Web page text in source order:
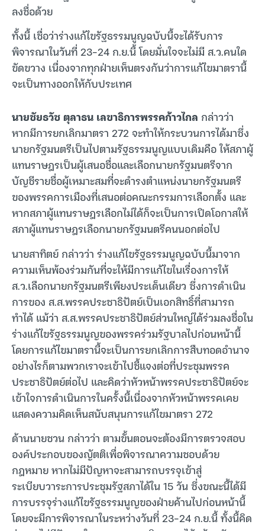
ลงชื่อด้วย
ทั้งนี้ เชื่อว่าร่างแก้ไขรัฐธรรมนูญฉบับนี้จะได้รับการ
พิจารณาในวันที่ 23-24 ก.ย.นี้ โดยมั่นใจจะไม่มี ส.ว.คนใด
ขัดขวาง เนื่องจากทุกฝ่ายเห็นตรงกันว่าการแก้ไขมาตรานี้
จะเป็นทางออกให้กับประเทศ
นายชัยธวัช ตุลาธน เลขาธิการพรรคก้าวไกล กล่าวว่า
หากมีการยกเลิกมาตรา 272 จะทำให้กระบวนการได้มาซึ่ง
นายกรัฐมนตรีเป็นไปตามรัฐธรรมนูญแบบเดิมคือ ให้สภาผู้
แทนราษฎรเป็นผู้เสนอชื่อและเลือกนายกรัฐมนตรีจาก
บัญชีรายชื่อผู้เหมาะสมที่จะดำรงตำแหน่งนายกรัฐมนตรี
ของพรรคการเมืองที่เสนอต่อคณะกรรมการเลือกตั้ง และ
หากสภาผู้แทนราษฎรเลือกไม่ได้ก็จะเป็นการเปิดโอกาสให้
สภาผู้แทนราษฎรเลือกนายกรัฐมนตรีคนนอกต่อไป
นายสาทิตย์ กล่าวว่า ร่างแก้ไขรัฐธรรมนูญฉบับนี้มาจาก
ความเห็นพ้องร่วมกันที่จะให้มีการแก้ไขในเรื่องการให้
ส.ว.เลือกนายกรัฐมนตรีเพียงประเด็นเดียว ซึ่งการดำเนิน
การของ ส.ส.พรรคประชาธิปัตย์เป็นเอกสิทธิ์ที่สามารถ
ทำได้ แม้ว่า ส.ส.พรรคประชาธิปัตย์ส่วนใหญ่ได้ร่วมลงชื่อใน
ร่างแก้ไขรัฐธรรมนูญของพรรคร่วมรัฐบาลไปก่อนหน้านี้
โดยการแก้ไขมาตรานี้จะเป็นการยกเลิกการสืบทอดอำนาจ
อย่างไรก็ตามพวกเราจะเข้าไปชี้แจงต่อที่ประชุมพรรค
ประชาธิปัตย์ต่อไป และคิดว่าหัวหน้าพรรคประชาธิปัตย์จะ
เข้าใจการดำเนินการในครั้งนี้เนื่องจากหัวหน้าพรรคเคย
แสดงความคิดเห็นสนับสนุนการแก้ไขมาตรา 272
ด้านนายชวน กล่าวว่า ตามขั้นตอนจะต้องมีการตรวจสอบ
องค์ประกอบของญัตติเพื่อพิจารณาความชอบด้วย
กฎหมาย หากไม่มีปัญหาจะสามารถบรรจุเข้าสู่
ระเบียบวาระการประชุมรัฐสภาได้ใน 15 วัน ซึ่งขณะนี้ได้มี
การบรรจุร่างแก้ไขรัฐธรรมนูญของฝ่ายค้านไปก่อนหน้านี้
โดยจะมีการพิจารณาในระหว่างวันที่ 23-24 ก.ย.นี้ ทั้งนี้คิด